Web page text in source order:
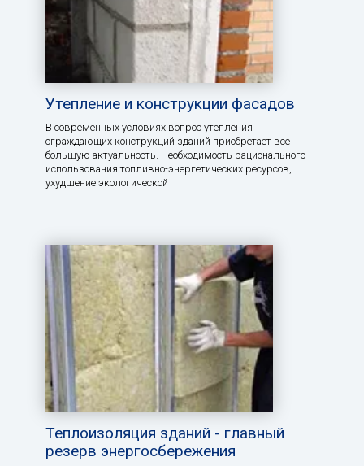
Утепление и конструкции фасадов
В современных условиях вопрос утепления
ограждающих конструкций зданий приобретает все
большую актуальность. Необходимость рационального
использования топливно-энергетических ресурсов,
ухудшение экологической
Теплоизоляция зданий - главный
резерв энергосбережения